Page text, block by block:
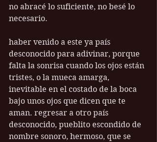
no abracé lo suficiente, no besé lo
necesario.
haber venido a este ya país
desconocido para adivinar, porque
falta la sonrisa cuando los ojos están
tristes, o la mueca amarga,
inevitable en el costado de la boca
bajo unos ojos que dicen que te
aman. regresar a otro país
desconocido, pueblito escondido de
nombre sonoro, hermoso, que se